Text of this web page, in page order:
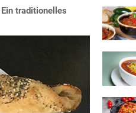
traditionelles